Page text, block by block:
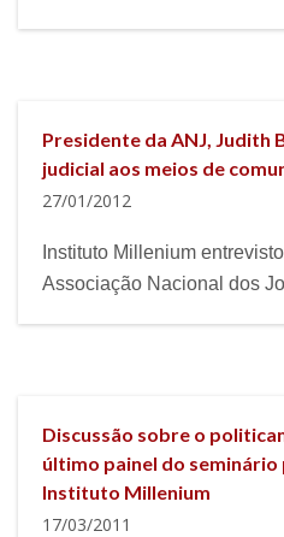
Presidente da ANJ, Judith
judicial aos meios de
27/01/2012
Instituto Millenium
Associação Nacional dos
Discussão sobre o
último painel do
Instituto Millenium
17/03/2011